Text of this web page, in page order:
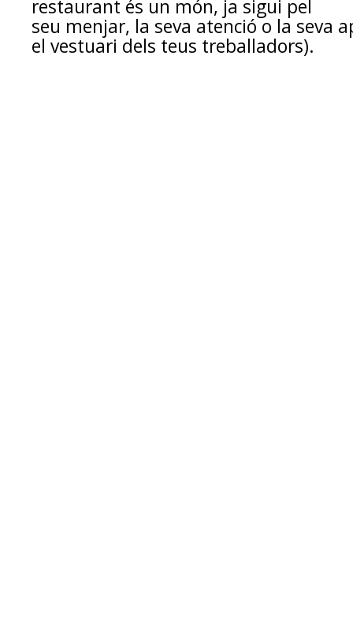
restaurant és un món, ja sigui pel
seu menjar, la seva atenció o la seva
el vestuari dels teus treballadors).